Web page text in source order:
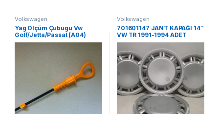
Volkswagen
Yag Ölçüm Çubugu Vw
Golf/Jetta/Passat (A04)
Volkswagen
701601147 JANT KAPAĞI 14″
VW TR 1991-1994 ADET
FİYATI ORJ YENİ